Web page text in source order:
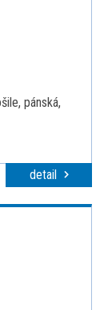
pánská,
detail